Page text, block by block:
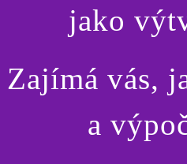
jako
Zajímá vás,
a